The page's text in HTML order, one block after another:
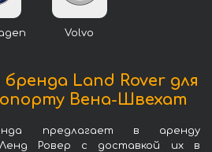
Volvo
Land Rover для
Вена-Швехат
предлагает в аренду
Ровер с доставкой их в